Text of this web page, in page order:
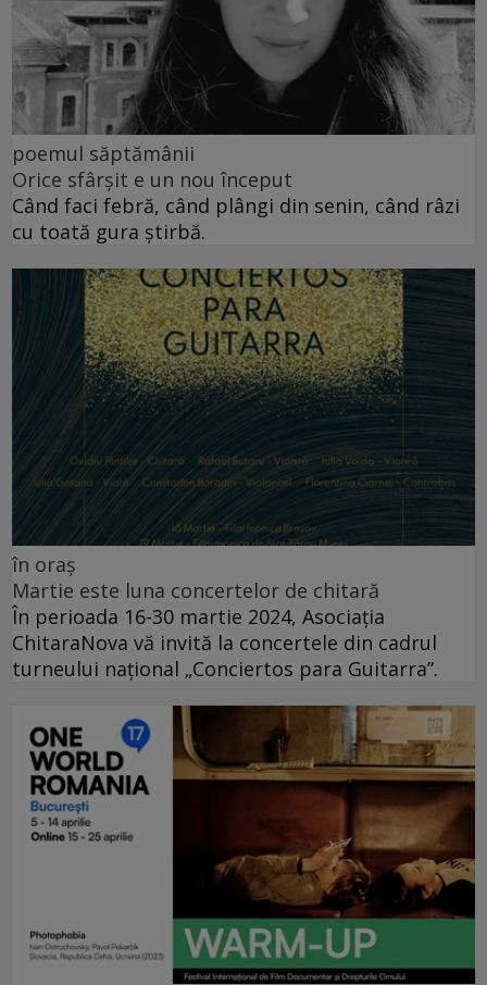
poemul săptămânii
Orice sfârșit e un nou început
Când faci febră, când plângi din senin, când râzi
cu toată gura știrbă.
în oraș
Martie este luna concertelor de chitară
În perioada 16-30 martie 2024, Asociația
ChitaraNova vă invită la concertele din cadrul
turneului național „Conciertos para Guitarra”.